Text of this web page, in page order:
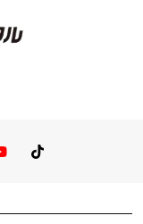
You TubeTikTok